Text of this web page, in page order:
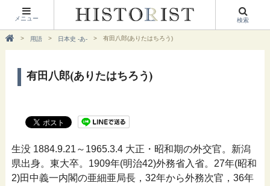
メニュー 検索
用語 日本史 -あ- 有田八郎(ありたはちろう)
有田八郎(ありたはちろう)
生没 1884.9.21～1965.3.4 大正・昭和期の外交官。新潟
県出身。東大卒。1909年(明治42)外務省入省。27年(昭和
2)田中義一内閣の亜細亜局長，32年から外務次官，36年